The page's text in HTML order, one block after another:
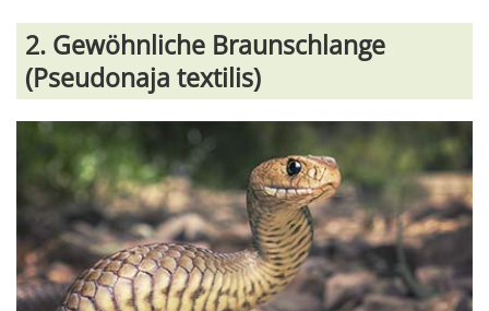
2. Gewöhnliche Braunschlange
(Pseudonaja textilis)